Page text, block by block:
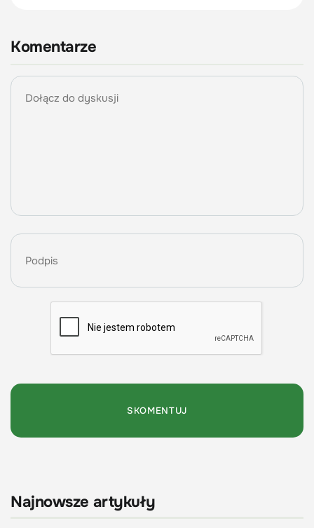
Komentarze
Najnowsze artykuły